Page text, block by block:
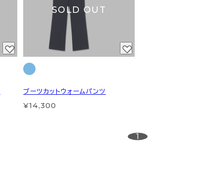
SOLD OUT
ブーツカットウォームパンツ
¥14,300
1